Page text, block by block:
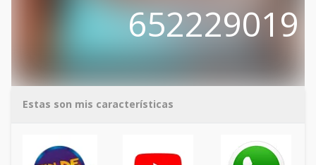
652229019
Estas son mis características